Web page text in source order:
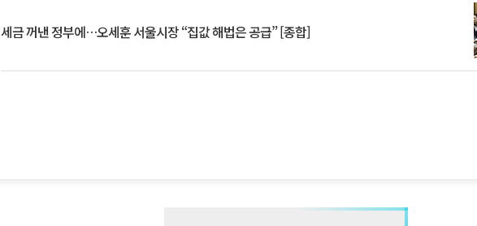
세금 꺼낸 정부에…오세훈 서울시장 “집값 해법은 공급” [종합]